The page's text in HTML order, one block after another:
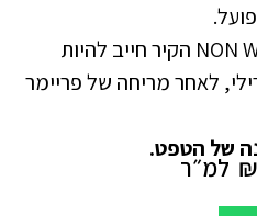
בהזמנת טפט NON WOVEN הקיר חייב להיות
לאחר מריחה של פריימר
של הטפט.
₪ למ״ר